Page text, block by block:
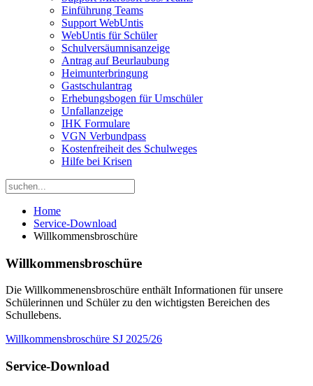
Einführung Teams
Support WebUntis
WebUntis für Schüler
Schulversäumnisanzeige
Antrag auf Beurlaubung
Heimunterbringung
Gastschulantrag
Erhebungsbogen für Umschüler
Unfallanzeige
IHK Formulare
VGN Verbundpass
Kostenfreiheit des Schulweges
Hilfe bei Krisen
Home
Service-Download
Willkommensbroschüre
Willkommensbroschüre
Die Willkommenensbroschüre enthält Informationen für unsere
Schülerinnen und Schüler zu den wichtigsten Bereichen des
Schullebens.
Willkommensbroschüre SJ 2025/26
Service-Download